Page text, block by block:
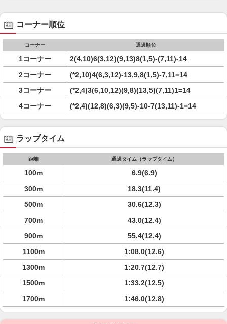
コーナー順位
コーナー 通過順位
1コーナー
2(4,10)6(3,12)(9,13)8(1,5)-(7,11)-14
2コーナー
(*2,10)4(6,3,12)-13,9,8(1,5)-7,11=14
3コーナー
(*2,4)3(6,10,12)(9,8)(13,5)(7,11)1=14
4コーナー
(*2,4)(12,8)(6,3)(9,5)-10-7(13,11)-1=14
ラップタイム
距離 通過タイム（ラップタイム）
100m
6.9(6.9)
300m
18.3(11.4)
500m
30.6(12.3)
700m
43.0(12.4)
900m
55.4(12.4)
1100m
1:08.0(12.6)
1300m
1:20.7(12.7)
1500m
1:33.2(12.5)
1700m
1:46.0(12.8)